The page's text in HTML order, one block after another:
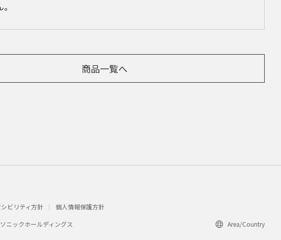
商品一覧へ
ビリティ方針
個人情報保護方針
ニックホールディングス Area/Country